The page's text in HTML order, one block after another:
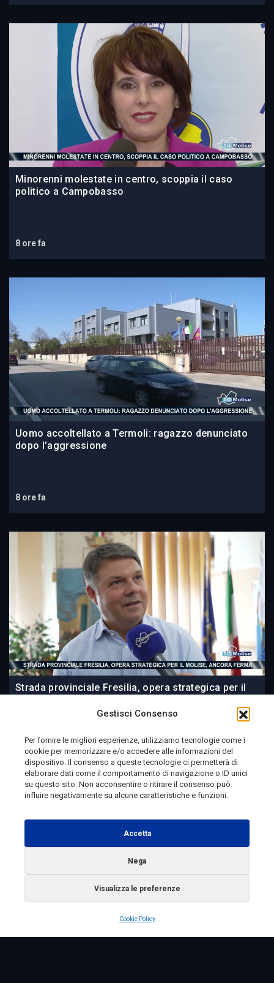
Gestisci Consenso
Per fornire le migliori esperienze, utilizziamo tecnologie come i
cookie per memorizzare e/o accedere alle informazioni del
dispositivo. Il consenso a queste tecnologie ci permetterà di
elaborare dati come il comportamento di navigazione o ID unici
su questo sito. Non acconsentire o ritirare il consenso può
influire negativamente su alcune caratteristiche e funzioni.
Accetta
Nega
Visualizza le preferenze
Cookie Policy
Minorenni molestate in centro, scoppia il caso
politico a Campobasso
8 ore fa
Uomo accoltellato a Termoli: ragazzo denunciato
dopo l’aggressione
8 ore fa
Strada provinciale Fresilia, opera strategica per il
8 ore fa
Telemolise - reg. Tribunale di Campobasso n. 133 del
10/08/1982 - Direttore Responsabile:MANUELA
Testata Giornalistica Sportiva: reg. Tribunale Di
ANTONIO DI LALLO
Radio Tele Molise s.r.l. - P.IVA 00213640709